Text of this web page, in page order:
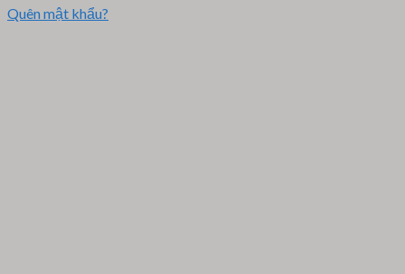
Quên mật khẩu?